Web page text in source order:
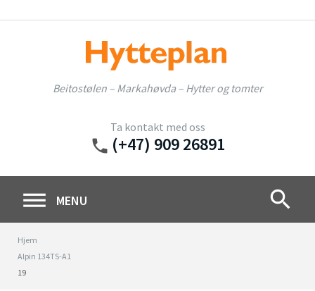
to
Beitostølen – Markahøvda – Hytter og tomter
Ta kontakt med oss
phone (+47) 909 26891
MENU search
Hjem
Alpin 134TS-A1
19